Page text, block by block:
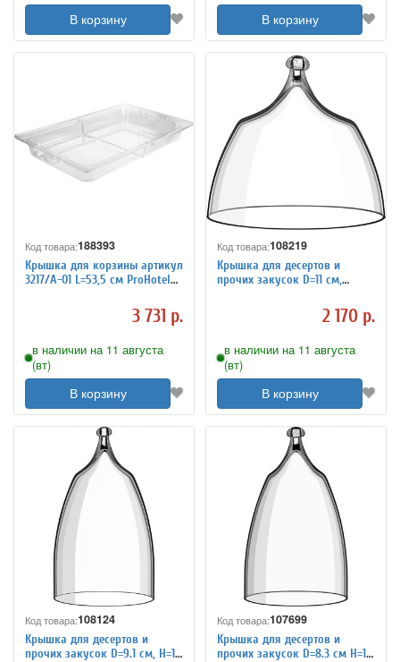
В корзину В корзину
Код товара:188393
Крышка для корзины артикул
3217/A-01 L=53,5 см ProHotel
3 731 р.
в наличии на 11 августа
(вт)
В корзину
Код товара:108219
Крышка для десертов и
прочих закусок D=11 см,
2 170 р.
в наличии на 11 августа
(вт)
В корзину
Код товара:108124
Крышка для десертов и
прочих закусок D=9.1 см, H=16
Код товара:107699
Крышка для десертов и
прочих закусок D=8.3 см H=15